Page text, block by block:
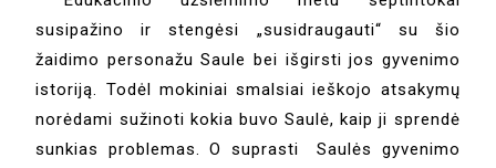
susipažino ir stengėsi „susidraugauti“ su šio
žaidimo personažu Saule bei išgirsti jos gyvenimo
istoriją. Todėl mokiniai smalsiai ieškojo atsakymų
norėdami sužinoti kokia buvo Saulė, kaip ji sprendė
sunkias problemas. O suprasti Saulės gyvenimo